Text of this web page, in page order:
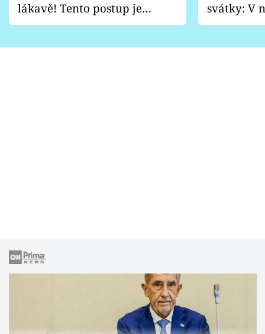
lákavě! Tento postup je
vhodný jen pro některé
svátky: V
pondělí